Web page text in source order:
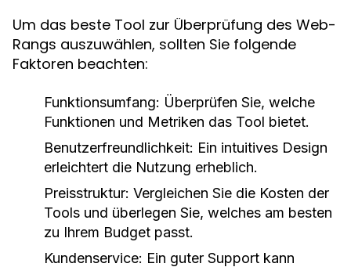
Um das beste Tool zur Überprüfung des Web-
Rangs auszuwählen, sollten Sie folgende
Faktoren beachten:
Funktionsumfang: Überprüfen Sie, welche
Funktionen und Metriken das Tool bietet.
Benutzerfreundlichkeit: Ein intuitives Design
erleichtert die Nutzung erheblich.
Preisstruktur: Vergleichen Sie die Kosten der
Tools und überlegen Sie, welches am besten
zu Ihrem Budget passt.
Kundenservice: Ein guter Support kann